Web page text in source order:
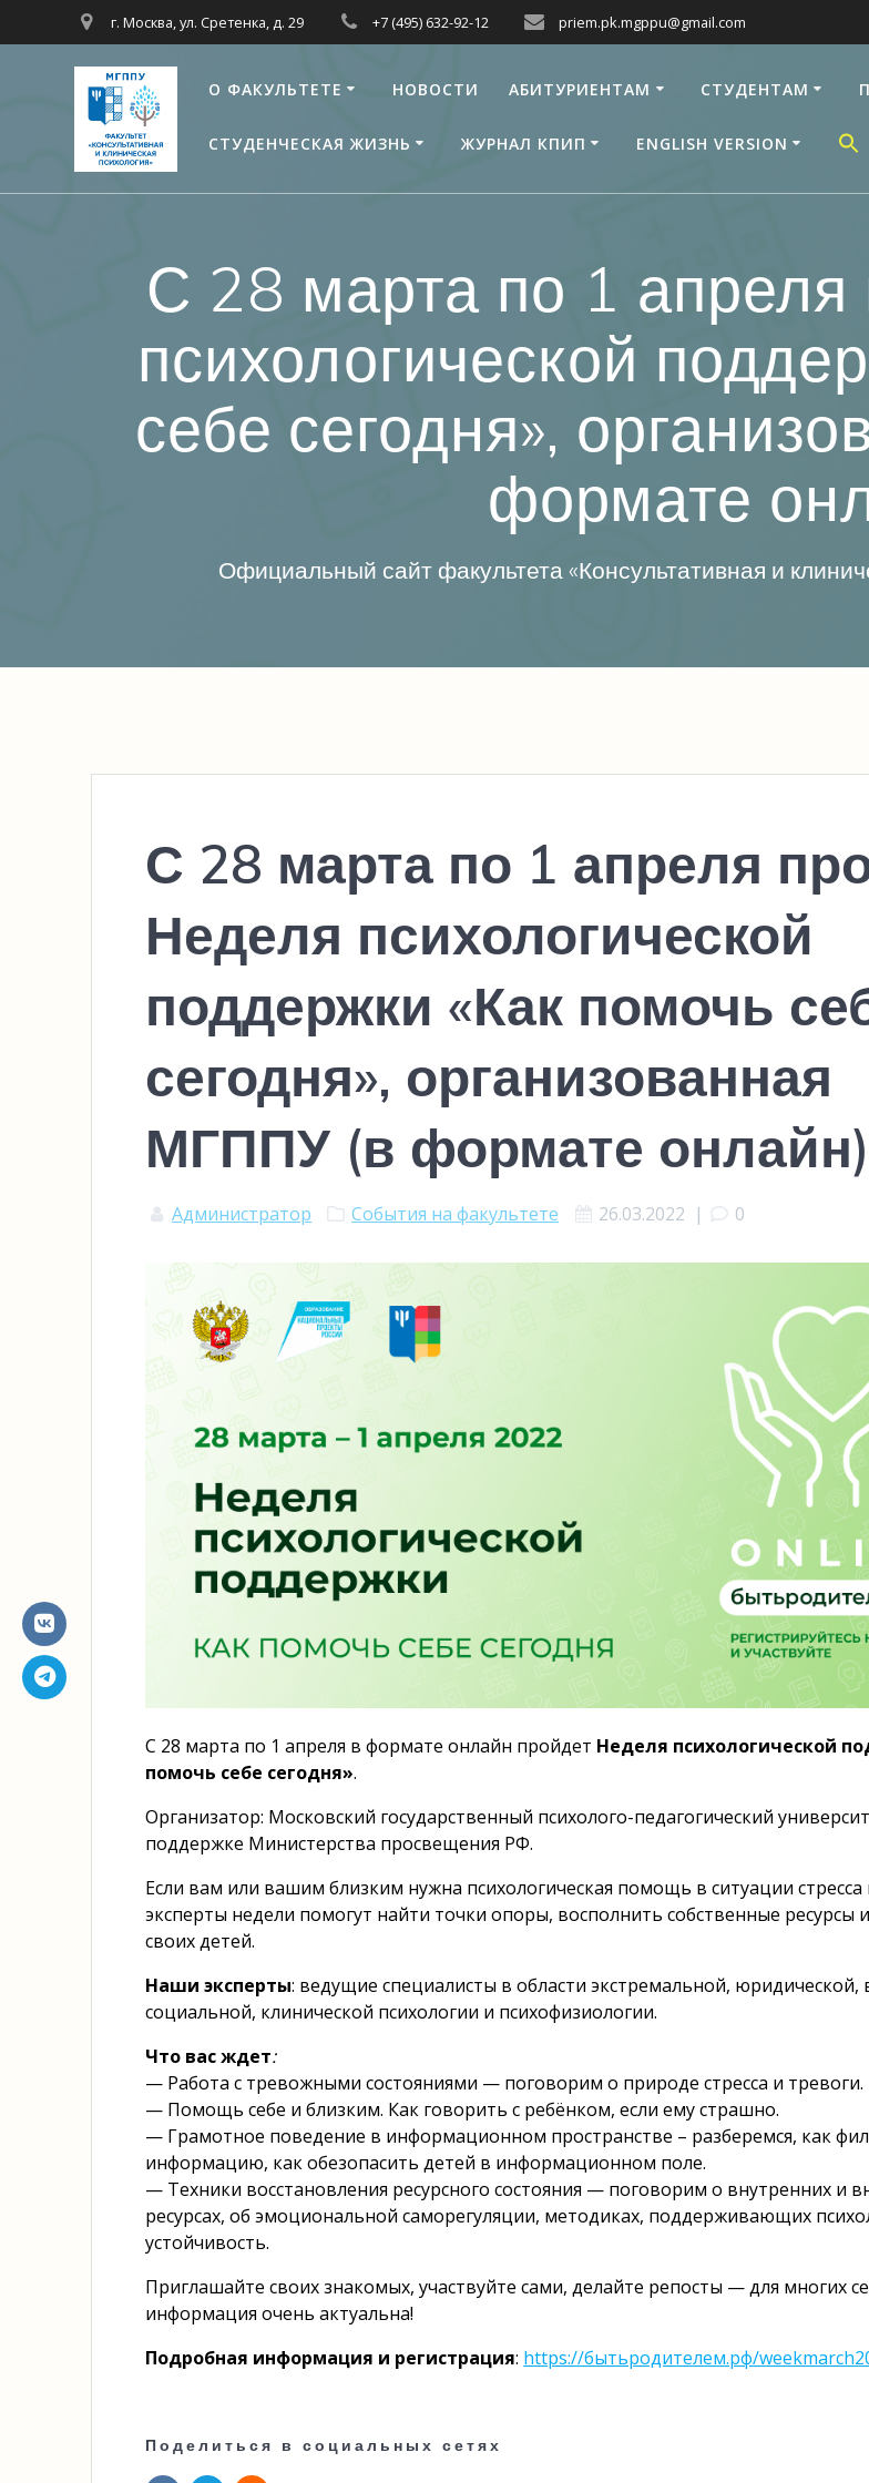
к
контенту
г. Москва, ул. Сретенка, д. 29 +7 (495) 632-92-12 priem.pk.mgppu@gmail.com
О ФАКУЛЬТЕТЕ НОВОСТИ АБИТУРИЕНТАМ СТУДЕНТАМ
СТУДЕНЧЕСКАЯ ЖИЗНЬ ЖУРНАЛ КПИП ENGLISH VERSION
С 28 марта по 1 апреля
психологической
себе сегодня»,
формате
Официальный сайт факультета «Консультативная и
С 28 марта по 1 апреля
Неделя психологической
поддержки «Как помочь
сегодня», организованная
МГППУ (в формате онлайн)
Администратор События на факультете 26.03.2022 | 0
С 28 марта по 1 апреля в формате онлайн пройдет Неделя психологической
помочь себе сегодня».
Организатор: Московский государственный психолого-педагогический
поддержке Министерства просвещения РФ.
Если вам или вашим близким нужна психологическая помощь в ситуации стресса
эксперты недели помогут найти точки опоры, восполнить собственные ресурсы
своих детей.
Наши эксперты: ведущие специалисты в области экстремальной, юридической,
социальной, клинической психологии и психофизиологии.
Что вас ждет:
— Работа с тревожными состояниями — поговорим о природе стресса и тревоги.
— Помощь себе и близким. Как говорить с ребёнком, если ему страшно.
— Грамотное поведение в информационном пространстве – разберемся, как
информацию, как обезопасить детей в информационном поле.
— Техники восстановления ресурсного состояния — поговорим о внутренних и
ресурсах, об эмоциональной саморегуляции, методиках, поддерживающих
устойчивость.
Приглашайте своих знакомых, участвуйте сами, делайте репосты — для многих
информация очень актуальна!
Подробная информация и регистрация: https://бытьродителем.рф/
Поделиться в социальных сетях